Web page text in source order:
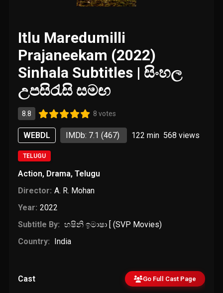
Itlu Maredumilli
Prajaneekam (2022)
Sinhala Subtitles | සිංහල
උපසිරැසි සමඟ
8.8 8 votes
WEBDL IMDb: 7.1 (467) 122 min 568 views
TELUGU
Action, Drama,Telugu
Director: A. R. Mohan
Year: 2022
Subtitle By: හෂිනි ඉමාෂා [ (SVP Movies)
Country:
India
Cast Go Full Cast Page